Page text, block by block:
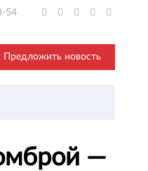
54
Предложить новость
—